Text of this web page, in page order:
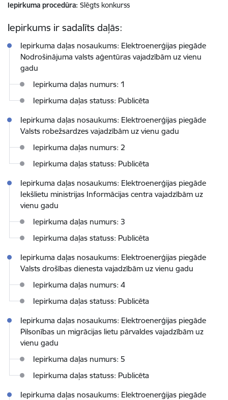
Iepirkuma procedūra Slēgts konkurss
Iepirkums ir sadalīts daļās:
Iepirkuma daļas nosaukums: Elektroenerģijas piegāde
Nodrošinājuma valsts aģentūras vajadzībām uz vienu
gadu
Iepirkuma daļas numurs: 1
Iepirkuma daļas statuss: Publicēta
Iepirkuma daļas nosaukums: Elektroenerģijas piegāde
Valsts robežsardzes vajadzībām uz vienu gadu
Iepirkuma daļas numurs: 2
Iepirkuma daļas statuss: Publicēta
Iepirkuma daļas nosaukums: Elektroenerģijas piegāde
Iekšlietu ministrijas Informācijas centra vajadzībām uz
vienu gadu
Iepirkuma daļas numurs: 3
Iepirkuma daļas statuss: Publicēta
Iepirkuma daļas nosaukums: Elektroenerģijas piegāde
Valsts drošības dienesta vajadzībām uz vienu gadu
Iepirkuma daļas numurs: 4
Iepirkuma daļas statuss: Publicēta
Iepirkuma daļas nosaukums: Elektroenerģijas piegāde
Pilsonības un migrācijas lietu pārvaldes vajadzībām uz
vienu gadu
Iepirkuma daļas numurs: 5
Iepirkuma daļas statuss: Publicēta
Iepirkuma daļas nosaukums: Elektroenerģijas piegāde